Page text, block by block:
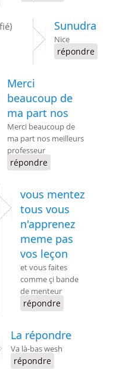
Sunudra
Nice
répondre
Merci
beaucoup de
ma part nos
Merci beaucoup de
ma part nos meilleurs
professeur
répondre
vous mentez
tous vous
n'apprenez
meme pas
vos leçon
et vous faites
comme çi bande
de menteur
répondre
La répondre
Va là-bas wesh
répondre